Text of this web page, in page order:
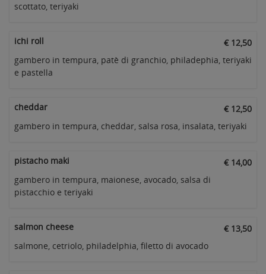
scottato, teriyaki
ichi roll
€ 12,50
gambero in tempura, patè di granchio, philadephia, teriyaki
e pastella
cheddar
€ 12,50
gambero in tempura, cheddar, salsa rosa, insalata, teriyaki
pistacho maki
€ 14,00
gambero in tempura, maionese, avocado, salsa di
pistacchio e teriyaki
salmon cheese
€ 13,50
salmone, cetriolo, philadelphia, filetto di avocado